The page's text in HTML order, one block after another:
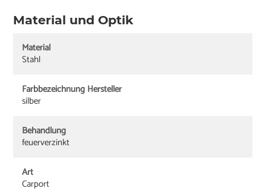
Material und Optik
Material
Stahl
Farbbezeichnung Hersteller
silber
Behandlung
feuerverzinkt
Art
Carport